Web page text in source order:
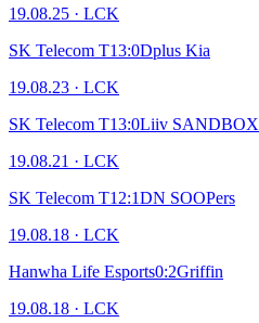
19.08.25 · LCK
SK Telecom T13:0Dplus Kia
19.08.23 · LCK
SK Telecom T13:0Liiv SANDBOX
19.08.21 · LCK
SK Telecom T1 2:1DN SOOPers
19.08.18 · LCK
Hanwha Life Esports0:2Griffin
19.08.18 · LCK